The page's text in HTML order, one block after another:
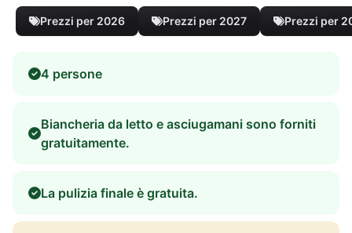
Prezzi per 2026 Prezzi per 2027 Prezzi per
4 persone
Biancheria da letto e asciugamani sono forniti
gratuitamente.
La pulizia finale è gratuita.